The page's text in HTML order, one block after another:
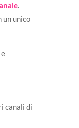
.
un unico
canali di